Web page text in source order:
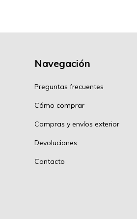
Navegación
Preguntas frecuentes
Cómo comprar
Compras y envíos exterior
Devoluciones
Contacto